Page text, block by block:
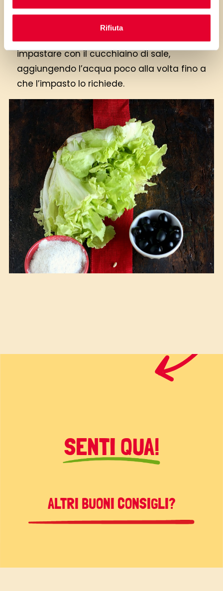
Rifiuta
Miscelare le farine, sciogliete lo lievito di
birra con 50 ml di acqua tiepida, iniziare ad
impastare con il cucchiaino di sale,
aggiungendo l’acqua poco alla volta fino a
che l’impasto lo richiede.
SENTI QUA!
ALTRI BUONI CONSIGLI?